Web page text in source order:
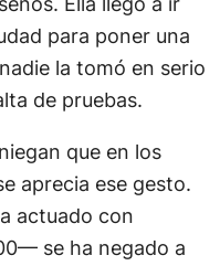
para poner una
la tomó en serio
de pruebas.
que en los
aprecia ese gesto.
actuado con
se ha negado a